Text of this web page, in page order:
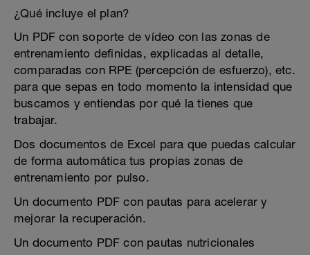
¿Qué incluye el plan?
Un PDF con soporte de vídeo con las zonas de
entrenamiento definidas, explicadas al detalle,
comparadas con RPE (percepción de esfuerzo), etc.
para que sepas en todo momento la intensidad que
buscamos y entiendas por qué la tienes que
trabajar.
Dos documentos de Excel para que puedas calcular
de forma automática tus propias zonas de
entrenamiento por pulso.
Un documento PDF con pautas para acelerar y
mejorar la recuperación.
Un documento PDF con pautas nutricionales